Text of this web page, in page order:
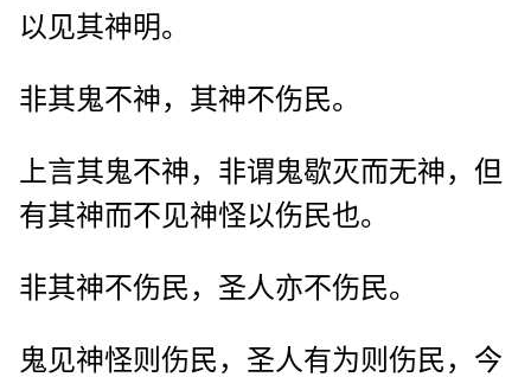
以见其神明。
非其鬼不神，其神不伤民。
上言其鬼不神，非谓鬼歇灭而无神，但
有其神而不见神怪以伤民也。
非其神不伤民，圣人亦不伤民。
鬼见神怪则伤民，圣人有为则伤民，今